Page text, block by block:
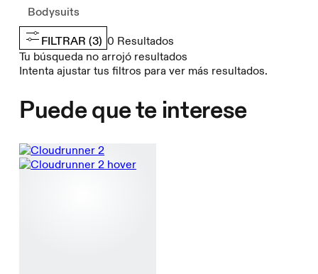
Bodysuits
FILTRAR (3) 0 Resultados
Tu búsqueda no arrojó resultados
Intenta ajustar tus filtros para ver más resultados.
Puede que te interese